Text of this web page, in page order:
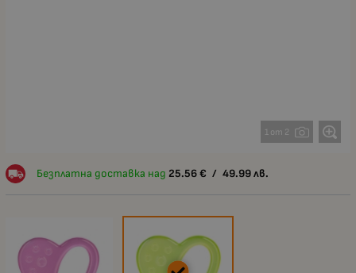
1 от 2
Безплатна доставка над 25.56 € / 49.99 лв.